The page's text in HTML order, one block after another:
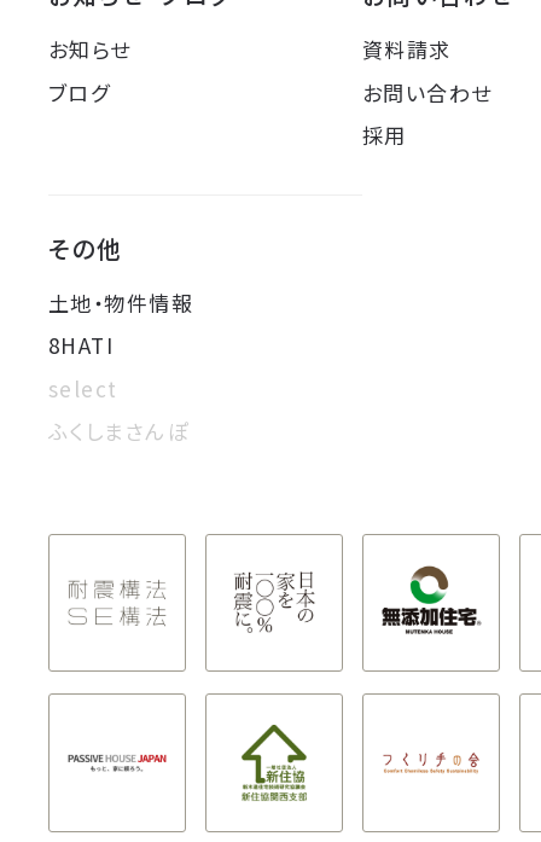
お知らせ
ブログ
資料請求
お問い合わせ
採用
その他
土地・物件情報
8HATI
select
ふくしまさんぽ